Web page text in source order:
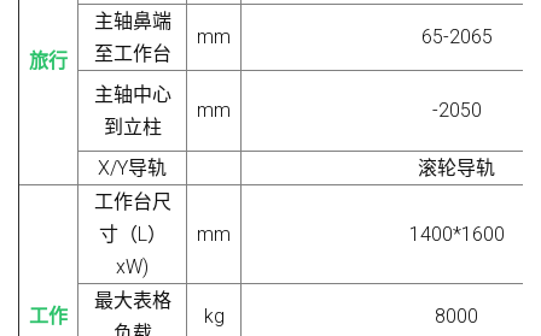
旅行
主轴鼻端
至工作台
mm 65-2065
主轴中心
到立柱
mm -2050
X/Y导轨 滚轮导轨
工作
工作台尺
寸（L）
xW)
mm 1400*1600
最大表格
kg 8000